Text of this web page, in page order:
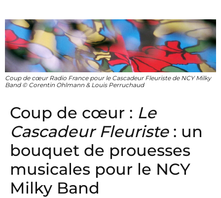
Coup de cœur Radio France pour le Cascadeur Fleuriste de NCY Milky
Band © Corentin Ohlmann & Louis Perruchaud
Coup de cœur : Le
Cascadeur Fleuriste: un
bouquet de prouesses
musicales pour le NCY
Milky Band